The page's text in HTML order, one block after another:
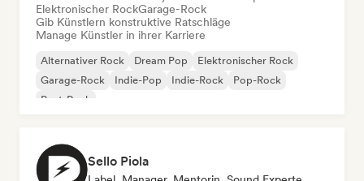
Elektronischer RockGarage-Rock
Gib Künstlern konstruktive Ratschläge
Manage Künstler in ihrer Karriere
Alternativer Rock Dream Pop
Elektronischer Rock
Garage-Rock
Indie-Pop Indie-Rock
Pop-Rock
Post-Rock
Sello Piola